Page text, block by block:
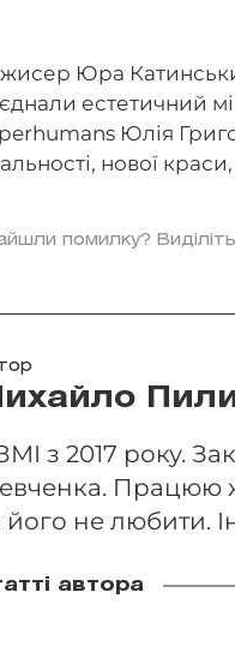
Юра
естетичний
Юлія
нової краси,
помилку?
з 2017 року.
Працюю
його не любити.
автора